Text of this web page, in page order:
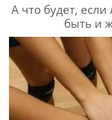
А что будет,
быть и